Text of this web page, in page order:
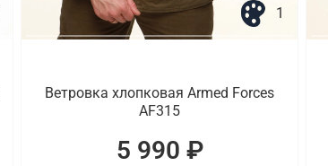
1
Ветровка хлопковая Armed Forces
AF315
5 990 ₽